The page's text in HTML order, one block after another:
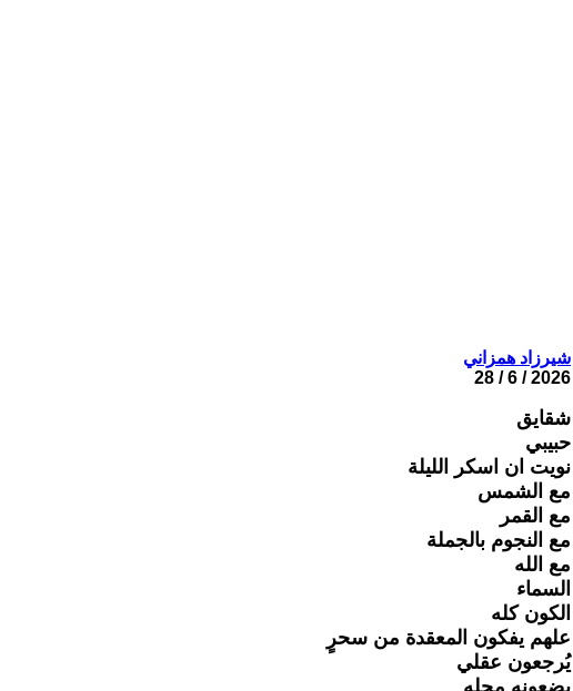
شيرزاد همزاني
2026 / 6 / 28
شقايق
حبيبي
نويت ان اسكر الليلة
مع الشمس
مع القمر
مع النجوم بالجملة
مع الله
السماء
الكون كله
علهم يفكون المعقدة من سحرٍ
يُرجعون عقلي
يضعونه محله